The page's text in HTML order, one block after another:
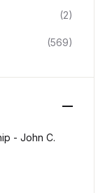
(2)
(569)
- John C.